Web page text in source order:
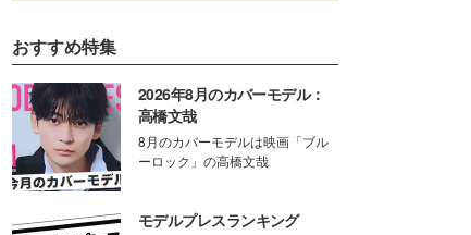
おすすめ特集
2026年8月のカバーモデル：
高橋文哉
8月のカバーモデルは映画「ブル
ーロック」の高橋文哉
モデルプレスランキング